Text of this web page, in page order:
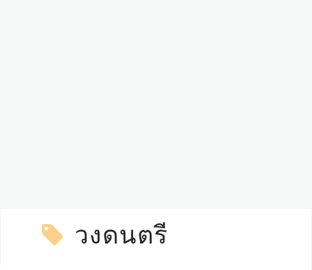
วงดนตรี